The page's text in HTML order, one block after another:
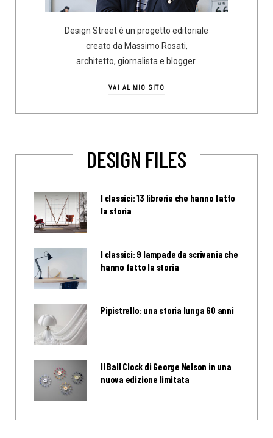
Design Street è un progetto editoriale
creato da Massimo Rosati,
architetto, giornalista e blogger.
VAI AL MIO SITO
DESIGN FILES
I classici: 13 librerie che hanno fatto
la storia
I classici: 9 lampade da scrivania che
hanno fatto la storia
Pipistrello: una storia lunga 60 anni
Il Ball Clock di George Nelson in una
nuova edizione limitata